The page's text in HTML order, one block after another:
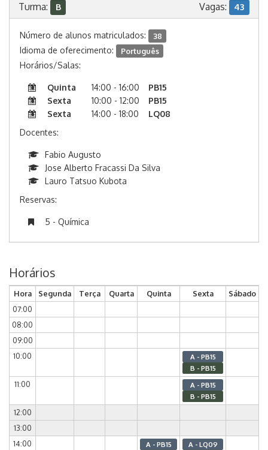
Turma: B Vagas: 43
Número de alunos matriculados: 38
Idioma de oferecimento: Português
Horários/Salas:
Quinta 14:00 - 16:00
PB15
Sexta
10:00 - 12:00
PB15
Sexta
14:00 - 18:00
LQ08
Docentes:
Fabio Augusto
Jose Alberto Fracassi Da Silva
Lauro Tatsuo Kubota
Reservas:
5 - Química
Horários
Hora Segunda Terça Quarta Quinta Sexta
Sábado
07:00
08:00
09:00
10:00
A - PB15
B - PB15
11:00
A - PB15
B - PB15
12:00
13:00
14:00
A - PB15
A - LQ09